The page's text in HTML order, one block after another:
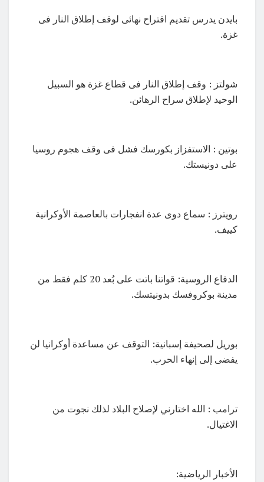
بايدن يدرس تقديم اقتراح نهائى لوقف إطلاق النار فى
غزة.
شولتز : وقف إطلاق النار فى قطاع غزة هو السبيل
الوحيد لإطلاق سراح الرهائن.
بوتين : الاستفزاز بكورسك فشل فى وقف هجوم روسيا
على دونيستك.
رويترز : سماع دوى عدة انفجارات بالعاصمة الأوكرانية
كييف.
الدفاع الروسية: قواتنا باتت على بُعد 20 كلم فقط من
مدينة بوكروفسك بدونيتسك.
بوريل لصحيفة إسبانية: التوقف عن مساعدة أوكرانيا لن
يفضى إلى إنهاء الحرب.
ترامب : الله اختارني لإصلاح البلاد لذلك نجوت من
الاغتيال.
الأخبار الرياضية: